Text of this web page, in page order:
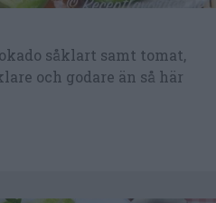
såklart samt tomat,
och godare än så här